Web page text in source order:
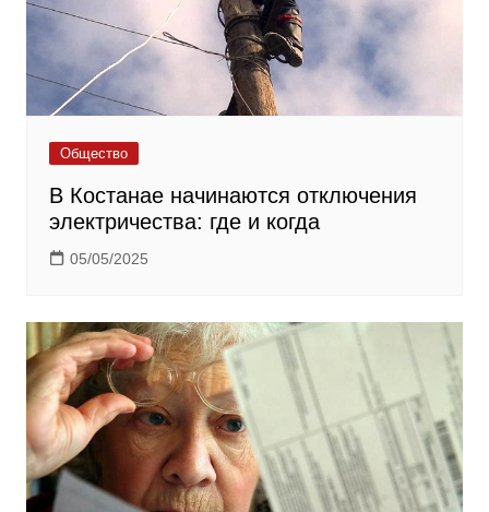
Общество
В Костанае начинаются отключения
электричества: где и когда
05/05/2025